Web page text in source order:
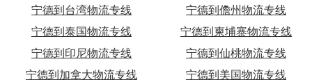
宁德到台湾物流专线
宁德到儋州物流专线
宁德到泰国物流专线
宁德到柬埔寨物流专线
宁德到印尼物流专线
宁德到仙桃物流专线
宁德到加拿大物流专线
宁德到美国物流专线